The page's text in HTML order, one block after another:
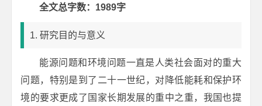
全文总字数：1989字
1. 研究目的与意义
能源问题和环境问题一直是人类社会面对的重大
问题，特别是到了二十一世纪，对降低能耗和保护环
境的要求更成了国家长期发展的重中之重，我国也提